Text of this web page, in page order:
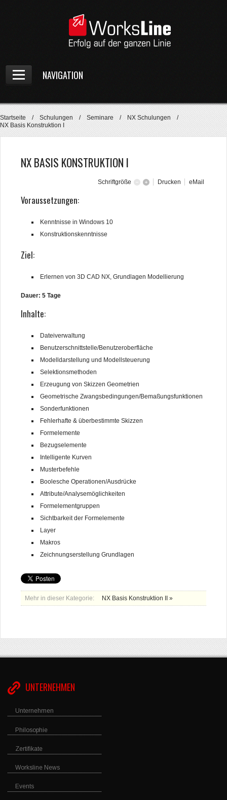
NAVIGATION
Unternehmen
Produkte
Preiskalkulator
Kostenlose Seminare
Seminare
Trainingsbereich
Support
Kontakt
Startseite / Schulungen / Seminare / NX Schulungen
/
NX Basis Konstruktion I
NX BASIS KONSTRUKTION I
Schriftgröße Drucken eMail
Voraussetzungen:
Kenntnisse in Windows 10
Konstruktionskenntnisse
Ziel:
Erlernen von 3D CAD NX, Grundlagen Modellierung
Dauer: 5 Tage
Inhalte:
Dateiverwaltung
Benutzerschnittstelle/Benutzeroberfläche
Modelldarstellung und Modellsteuerung
Selektionsmethoden
Erzeugung von Skizzen Geometrien
Geometrische Zwangsbedingungen/Bemaßungsfunktionen
Sonderfunktionen
Fehlerhafte & überbestimmte Skizzen
Formelemente
Bezugselemente
Intelligente Kurven
Musterbefehle
Boolesche Operationen/Ausdrücke
Attribute/Analysemöglichkeiten
Formelementgruppen
Sichtbarkeit der Formelemente
Layer
Makros
Zeichnungserstellung Grundlagen
Mehr in dieser Kategorie: NX Basis Konstruktion II »
UNTERNEHMEN
Unternehmen
Philosophie
Zertifikate
Worksline News
Events